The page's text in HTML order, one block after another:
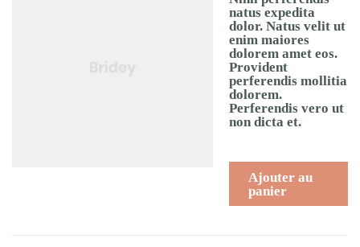
natus expedita
dolor. Natus velit ut
enim maiores
dolorem amet eos.
Provident
perferendis mollitia
dolorem.
Perferendis vero ut
non dicta et.
Ajouter au
panier